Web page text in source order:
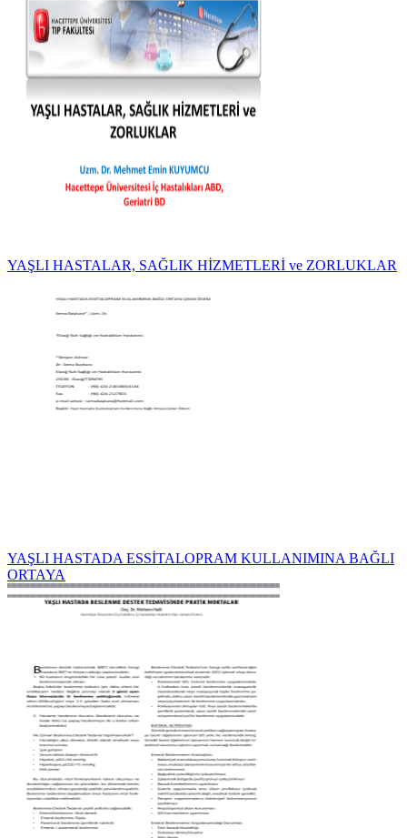
YAŞLI HASTALAR, SAĞLIK HİZMETLERİ ve ZORLUKLAR
YAŞLI HASTADA ESSİTALOPRAM KULLANIMINA BAĞLI
ORTAYA